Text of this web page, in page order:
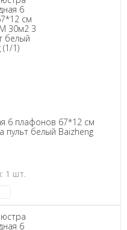
6 плафонов 67*12 см
пульт белый Baizheng
1 шт.